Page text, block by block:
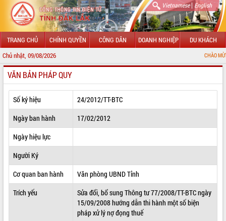
Vietnamese| English
TRANG CHỦ CHÍNH QUYỀN CÔNG DÂN DOANH NGHIỆP DU KHÁCH
Chủ nhật, 09/08/2026 CHÀO MỪNG ĐẾN VỚI
GIỚI THIỆU
LÃNH ĐẠO UBND TỈNH
TIN TỨC SỰ KIỆN
SỞ, BAN, NGÀNH
UBND CÁC XÃ, PHƯỜNG
THÔNG TIN CHỈ ĐẠO ĐIỀU HÀNH
HỆ THỐNG VĂN BẢN
VĂN BẢN PHÁP QUY
Số ký hiệu
24/2012/TT-BTC
Ngày ban hành
17/02/2012
Ngày hiệu lực
Người Ký
Cơ quan ban hành
Văn phòng UBND Tỉnh
Trích yếu
Sửa đổi, bổ sung Thông tư 77/2008/TT-BTC ngày
15/09/2008 hướng dẫn thi hành một số biện
pháp xử lý nợ đọng thuế